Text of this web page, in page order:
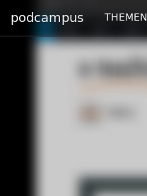
podcampus THEMEN